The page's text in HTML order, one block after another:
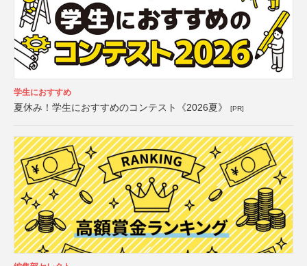
学生におすすめ
夏休み！学生におすすめのコンテスト《2026夏》 [PR]